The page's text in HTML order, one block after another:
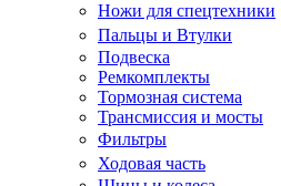
Ножи для спецтехники
Пальцы и Втулки
Подвеска
Ремкомплекты
Тормозная система
Трансмиссия и мосты
Фильтры
Ходовая часть